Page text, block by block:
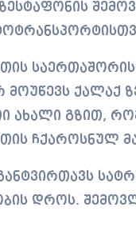
ქალაქ
ახალი გზით,
ჩქაროსნულ
დროს.